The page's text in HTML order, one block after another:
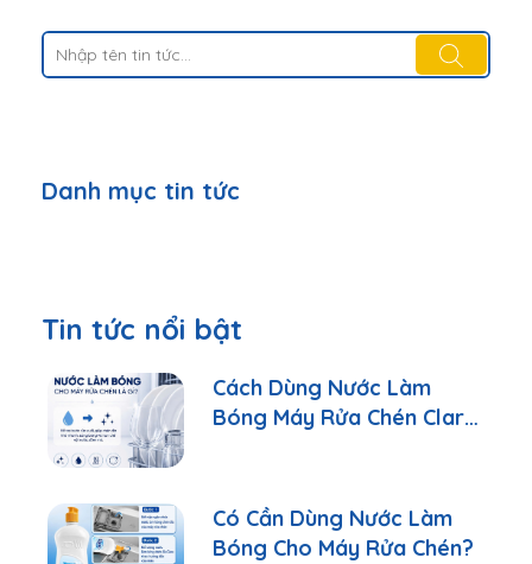
Danh mục tin tức
Tin tức nổi bật
Cách Dùng Nước Làm
Bóng Máy Rửa Chén Clara
Có Cần Dùng Nước Làm
Bóng Cho Máy Rửa Chén?